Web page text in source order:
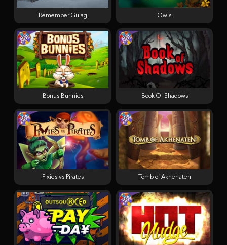
Book Of Shadows
Tomb of Akhenaten
Bonus Bunnies
Owls
Pixies vs Pirates
Remember Gulag